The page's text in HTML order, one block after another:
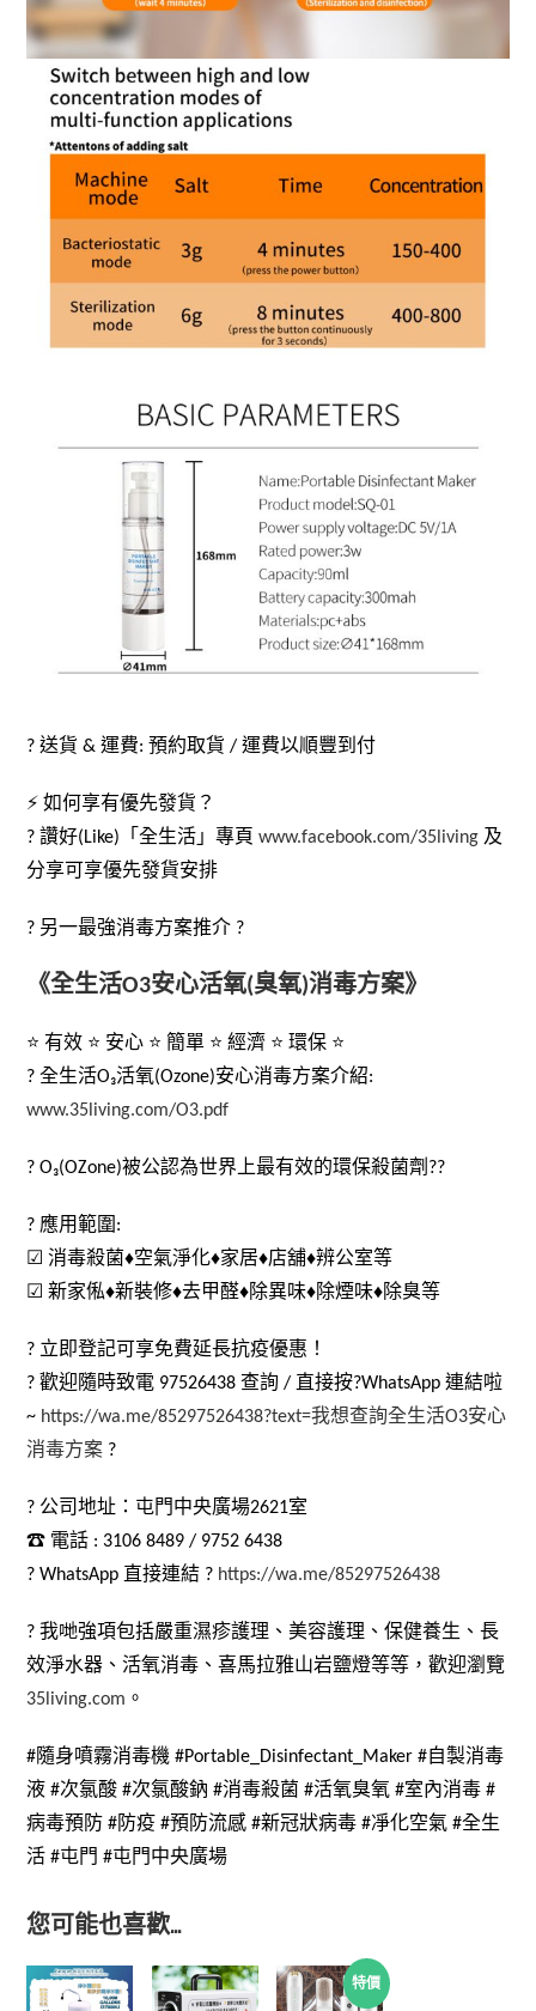
? 送貨 & 運費: 預約取貨 / 運費以順豐到付
⚡️ 如何享有優先發貨？
? 讚好(Like)「全生活」專頁www.facebook.com/35living 及
分享可享優先發貨安排
? 另一最強消毒方案推介 ?
《全生活O3安心活氧(臭氧)消毒方案》
⭐ 有效 ⭐ 安心 ⭐ 簡單 ⭐ 經濟 ⭐ 環保 ⭐
? 全生活O₃活氧(Ozone)安心消毒方案介紹:
www.35living.com/O3.pdf
? O₃(OZone)被公認為世界上最有效的環保殺菌劑??
? 應用範圍:
☑ 消毒殺菌♦️空氣淨化♦️家居♦️店舖♦️辨公室等
☑ 新家俬♦️新裝修♦️去甲醛♦️除異味♦️除煙味♦️除臭等
? 立即登記可享免費延長抗疫優惠！
? 歡迎隨時致電 97526438 查詢 / 直接按?WhatsApp 連結啦
~ https://wa.me/85297526438?text=我想查詢全生活O3安心
消毒方案 ?
? 公司地址：屯門中央廣場2621室
☎ 電話 : 3106 8489 / 9752 6438
? WhatsApp 直接連結 ? https://wa.me/85297526438
? 我哋強項包括嚴重濕疹護理、美容護理、保健養生、長
效淨水器、活氧消毒、喜馬拉雅山岩鹽燈等等，歡迎瀏覽
35living.com 。
#隨身噴霧消毒機 #Portable_Disinfectant_Maker #自製消毒
液 #次氯酸 #次氯酸鈉 #消毒殺菌 #活氧臭氧 #室內消毒 #
病毒預防 #防疫 #預防流感 #新冠狀病毒 #凈化空氣 #全生
活 #屯門 #屯門中央廣場
您可能也喜歡…
特價